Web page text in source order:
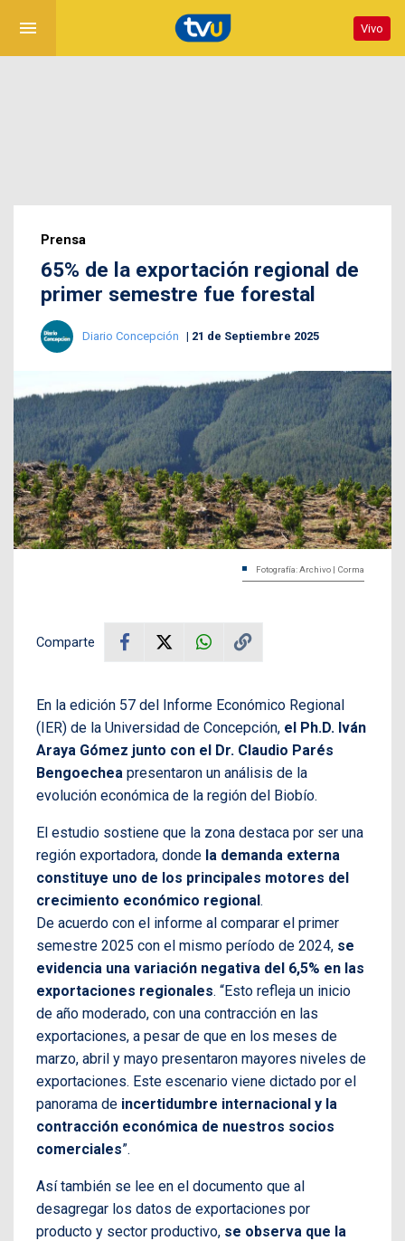
menu Vivo
Prensa
65% de la exportación regional de
primer semestre fue forestal
Diario Concepción 21 de Septiembre 2025
Fotografía: Archivo | Corma
Comparte
En la edición 57 del Informe Económico Regional
(IER) de la Universidad de Concepción, el Ph.D. Iván
Araya Gómez junto con el Dr. Claudio Parés
Bengoechea presentaron un análisis de la
evolución económica de la región del Biobío.
El estudio sostiene que la zona destaca por ser una
región exportadora, donde la demanda externa
constituye uno de los principales motores del
crecimiento económico regional.
De acuerdo con el informe al comparar el primer
semestre 2025 con el mismo período de 2024, se
evidencia una variación negativa del 6,5% en las
exportaciones regionales. “Esto refleja un inicio
de año moderado, con una contracción en las
exportaciones, a pesar de que en los meses de
marzo, abril y mayo presentaron mayores niveles de
exportaciones. Este escenario viene dictado por el
panorama de incertidumbre internacional y la
contracción económica de nuestros socios
comerciales”.
Así también se lee en el documento que al
desagregar los datos de exportaciones por
producto y sector productivo, se observa que la